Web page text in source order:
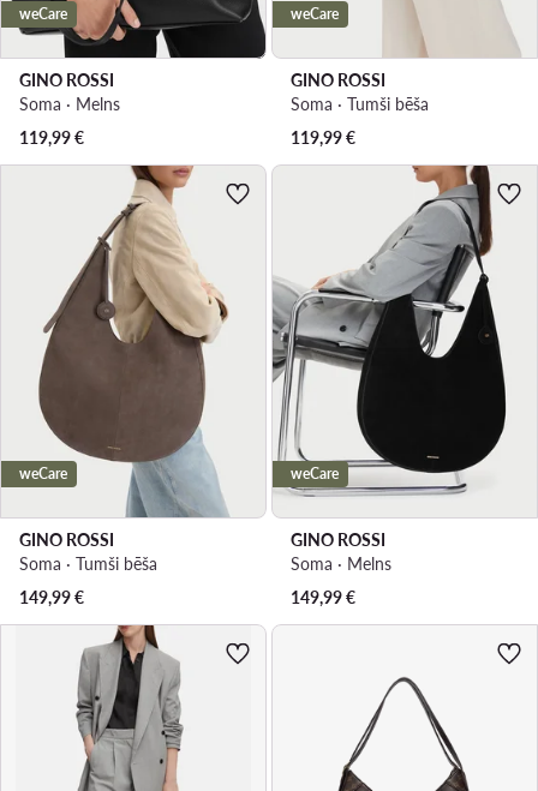
weCare
GINO ROSSI
Soma · Melns
119,99€
weCare
GINO ROSSI
Soma · Tumši bēša
119,99€
weCare
GINO ROSSI
Soma · Tumši bēša
149,99€
weCare
GINO ROSSI
Soma · Melns
149,99€